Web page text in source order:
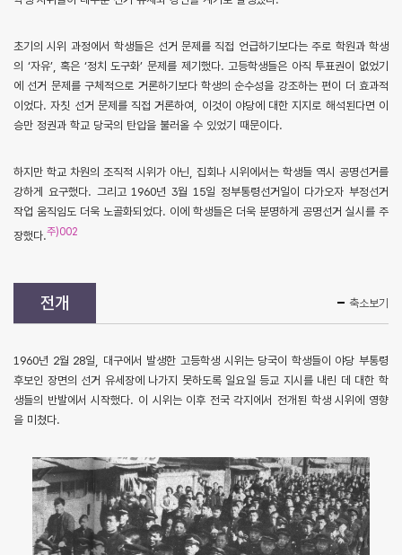
초기의 시위 과정에서 학생들은 선거 문제를 직접 언급하기보다는 주로 학원과 학생
의 ‘자유’, 혹은 ‘정치 도구화’ 문제를 제기했다. 고등학생들은 아직 투표권이 없었기
에 선거 문제를 구체적으로 거론하기보다 학생의 순수성을 강조하는 편이 더 효과적
이었다. 자칫 선거 문제를 직접 거론하여, 이것이 야당에 대한 지지로 해석된다면 이
승만 정권과 학교 당국의 탄압을 불러올 수 있었기 때문이다.
하지만 학교 차원의 조직적 시위가 아닌, 집회나 시위에서는 학생들 역시 공명선거를
강하게 요구했다. 그리고 1960년 3월 15일 정부통령선거일이 다가오자 부정선거
작업 움직임도 더욱 노골화되었다. 이에 학생들은 더욱 분명하게 공명선거 실시를 주
장했다.주)002
전개 축소보기
1960년 2월 28일, 대구에서 발생한 고등학생 시위는 당국이 학생들이 야당 부통령
후보인 장면의 선거 유세장에 나가지 못하도록 일요일 등교 지시를 내린 데 대한 학
생들의 반발에서 시작했다. 이 시위는 이후 전국 각지에서 전개된 학생 시위에 영향
을 미쳤다.